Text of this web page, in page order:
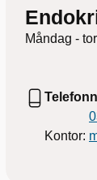
Måndag -
Kontor: